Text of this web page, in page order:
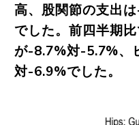
高、股関節の支出
でした。前四半期
が-8.7%対-5.7%、
対-6.9%でした。